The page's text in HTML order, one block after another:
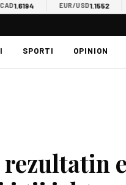
1.6194 EUR/USD1.1552
SPORTI OPINION
e